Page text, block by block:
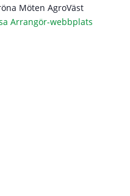
Möten AgroVäst
Arrangör-webbplats